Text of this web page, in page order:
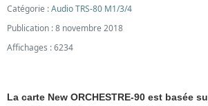
Catégorie :Audio TRS-80 M1/3/4
Publication : 8 novembre 2018
Affichages : 6234
La carte New ORCHESTRE-90 est basée